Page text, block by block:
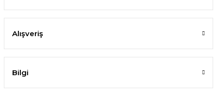
Alışveriş
Bilgi